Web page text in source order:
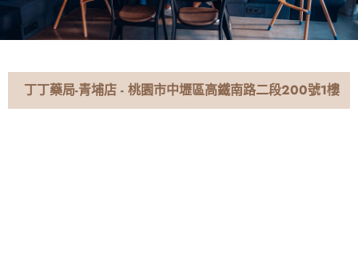
丁丁藥局-青埔店 - 桃園市中壢區高鐵南路二段200號1樓